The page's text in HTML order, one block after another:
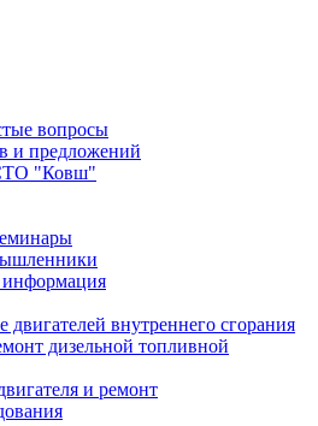
вопросы
и предложений
"Ковш"
внутреннего сгорания
дизельной топливной
и ремонт